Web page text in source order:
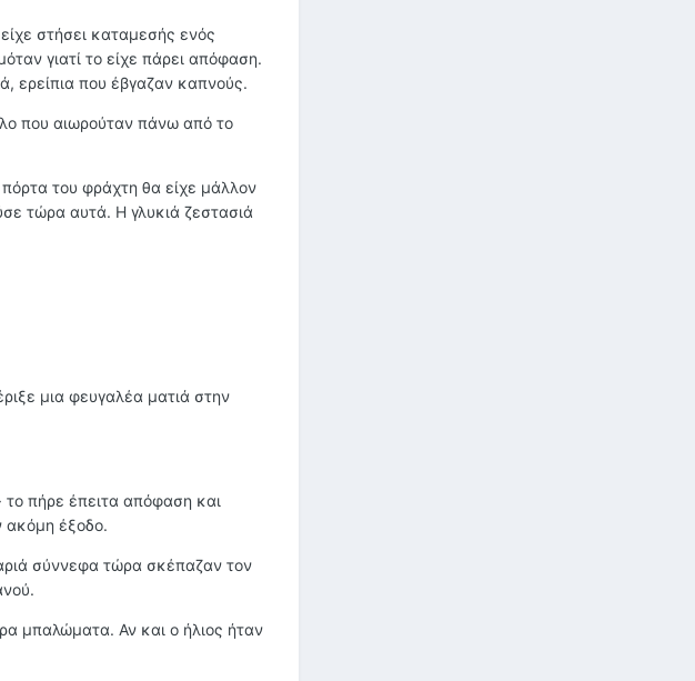
στήσει καταμεσής ενός
γιατί το είχε πάρει απόφαση.
ερείπια που έβγαζαν καπνούς.
που αιωρούταν πάνω από το
του φράχτη θα είχε μάλλον
τώρα αυτά. Η γλυκιά ζεστασιά
μια φευγαλέα ματιά στην
το πήρε έπειτα απόφαση και
ακόμη έξοδο.
σύννεφα τώρα σκέπαζαν τον
μπαλώματα. Αν και ο ήλιος ήταν